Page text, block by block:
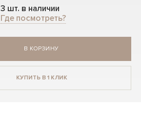
3 шт. в наличии
Где посмотреть?
В КОРЗИНУ
КУПИТЬ В 1 КЛИК